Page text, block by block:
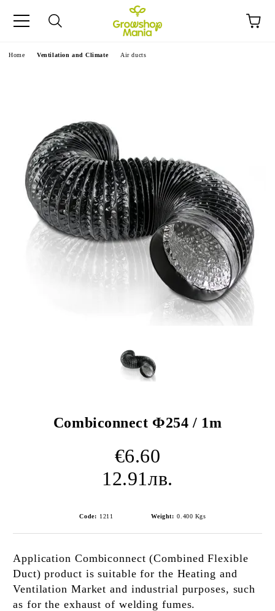
Home Ventilation and Climate Air ducts
Combiconnect Ф254 / 1m
€6.60
12.91лв.
Code: 1211 Weight: 0.400 Kgs
Application Combiconnect (Combined Flexible
Duct) product is suitable for the Heating and
Ventilation Market and industrial purposes, such
as for the exhaust of welding fumes.